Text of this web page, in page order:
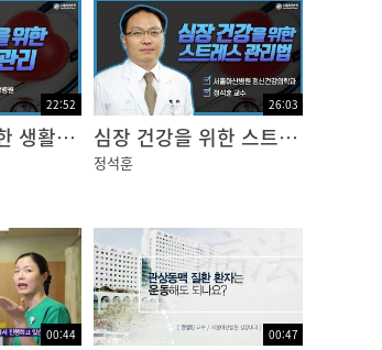
22:52
심장 건강을 위한 생활습관 관리
26:03
심장 건강을 위한 스트레스 관리법
정석훈
00:44 00:47